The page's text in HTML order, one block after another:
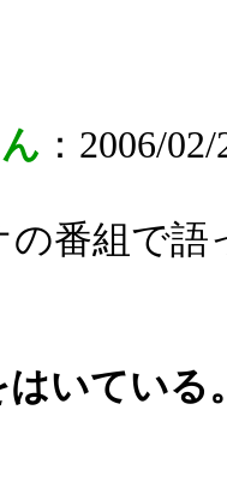
：2006/
番組で語
はいている